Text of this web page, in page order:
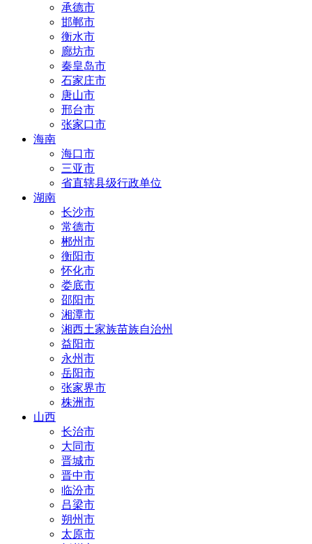
承德市
邯郸市
衡水市
廊坊市
秦皇岛市
石家庄市
唐山市
邢台市
张家口市
海南
海口市
三亚市
省直辖县级行政单位
湖南
长沙市
常德市
郴州市
衡阳市
怀化市
娄底市
邵阳市
湘潭市
湘西土家族苗族自治州
益阳市
永州市
岳阳市
张家界市
株洲市
山西
长治市
大同市
晋城市
晋中市
临汾市
吕梁市
朔州市
太原市